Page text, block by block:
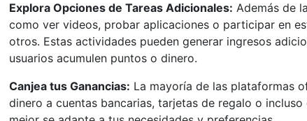
Explora Opciones de Tareas Adicionales: Además de
como ver videos, probar aplicaciones o participar en
otros. Estas actividades pueden generar ingresos
usuarios acumulen puntos o dinero.
Canjea tus Ganancias: La mayoría de las plataformas
dinero a cuentas bancarias, tarjetas de regalo o